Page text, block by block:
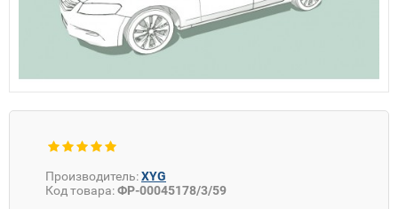
Производитель:XYG
Код товара:ФР-00045178/3/59